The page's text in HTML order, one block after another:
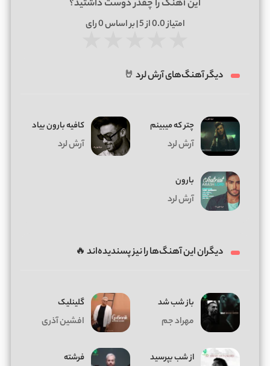
این آهنگ را چقدر دوست داشتید؟
امتیاز0.0از 5 | بر اساس 0رای
دیگر آهنگ‌های آرش لرد 🤘
چتر که میبینم
آرش لرد
کافیه بارون بیاد
آرش لرد
بارون
آرش لرد
دیگران این آهنگ‌ها را نیز پسندیده‌اند 🔥
باز شب شد
مهراد جم
گلینلیک
افشین آذری
از شب بپرسید فرشته